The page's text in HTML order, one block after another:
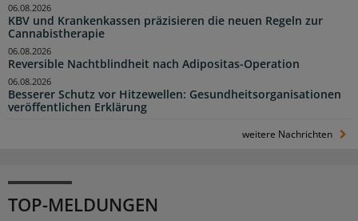
KBV und Krankenkassen präzisieren die neuen Regeln zur
Cannabistherapie
06.08.2026
Reversible Nachtblindheit nach Adipositas-Operation
06.08.2026
Besserer Schutz vor Hitzewellen: Gesundheitsorganisationen
veröffentlichen Erklärung
06.08.2026
weitere Nachrichten
TOP-MELDUNGEN